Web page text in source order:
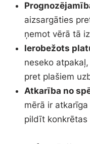
aizsargāties
ņemot vērā tā
Ierobežots
neseko
pret plašiem
Atkarība no
mērā ir
pildīt konkrētas